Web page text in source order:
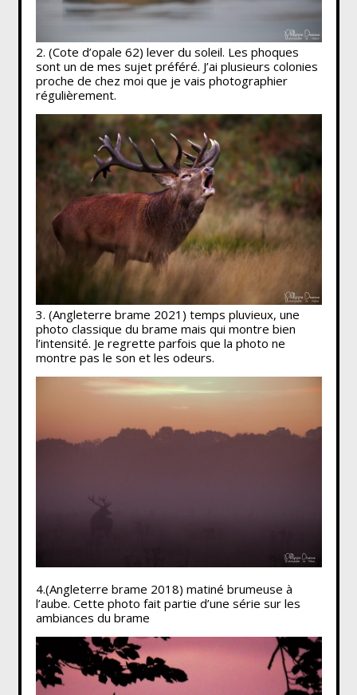
2. (Cote d’opale 62) lever du soleil. Les phoques
sont un de mes sujet préféré. J’ai plusieurs colonies
proche de chez moi que je vais photographier
régulièrement.
3. (Angleterre brame 2021) temps pluvieux, une
photo classique du brame mais qui montre bien
l’intensité. Je regrette parfois que la photo ne
montre pas le son et les odeurs.
4.(Angleterre brame 2018) matiné brumeuse à
l’aube. Cette photo fait partie d’une série sur les
ambiances du brame